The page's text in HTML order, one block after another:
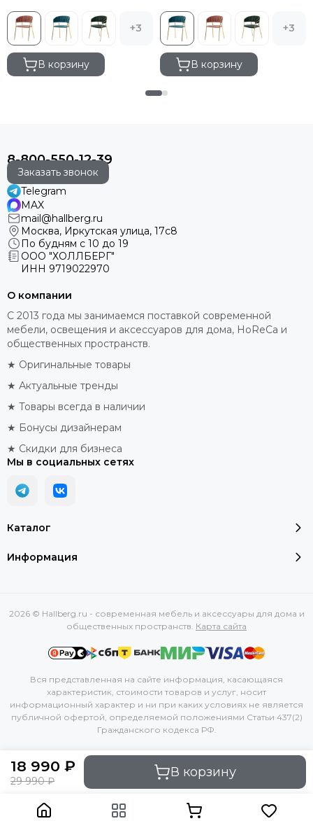
18 990 ₽
29 990 ₽
В корзину
+3
В корзину
+3
В корзину
8-800-550-12-39
Заказать звонок
Telegram
MAX
mail@hallberg.ru
Москва, Иркутская улица, 17с8
По будням с 10 до 19
ООО "ХОЛЛБЕРГ"
ИНН 9719022970
Каталог
Информация
О компании
С 2013 года мы занимаемся поставкой современной
мебели, освещения и аксессуаров для дома, HoReCa и
общественных пространств.
★ Оригинальные товары
★ Актуальные тренды
★ Товары всегда в наличии
★ Бонусы дизайнерам
★ Скидки для бизнеса
Мы в социальных сетях
2026 © Hallberg.ru - современная мебель и аксессуары для дома и
общественных пространств. Карта сайта
Вся представленная на сайте информация, касающаяся
характеристик, стоимости товаров и услуг, носит
информационный характер и ни при каких условиях не является
публичной офертой, определяемой положениями Статьи 437(2)
Гражданского кодекса РФ.